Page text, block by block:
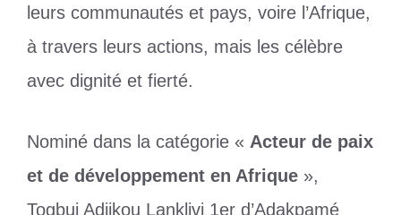
leurs communautés et pays, voire l’Afrique,
à travers leurs actions, mais les célèbre
avec dignité et fierté.
Nominé dans la catégorie « Acteur de paix
et de développement en Afrique »,
Togbui Adjikou Lanklivi 1er d’Adakpamé